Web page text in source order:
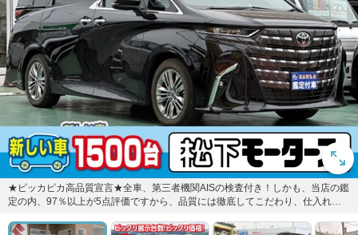
★ピッカピカ高品質宣言★全車、第三者機関AISの検査付き！しかも、当店の鑑
定の内、97％以上が5点評価ですから、品質には徹底してこだわり、仕入れ、